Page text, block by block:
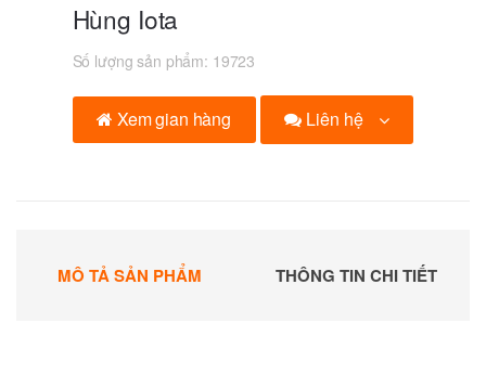
Hùng Iota
Số lượng sản phẩm: 19723
Xem gian hàng Liên hệ
MÔ TẢ SẢN PHẨM THÔNG TIN CHI TIẾT